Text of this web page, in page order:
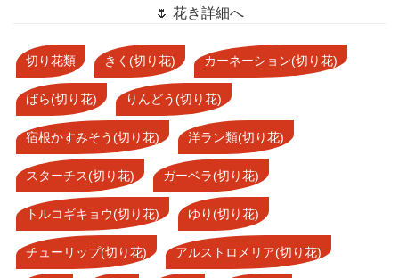
🌷 花き詳細へ
切り花類 きく(切り花) カーネーション(切り花)
ばら(切り花) りんどう(切り花)
宿根かすみそう(切り花) 洋ラン類(切り花)
スターチス(切り花) ガーベラ(切り花)
トルコギキョウ(切り花) ゆり(切り花)
チューリップ(切り花) アルストロメリア(切り花)